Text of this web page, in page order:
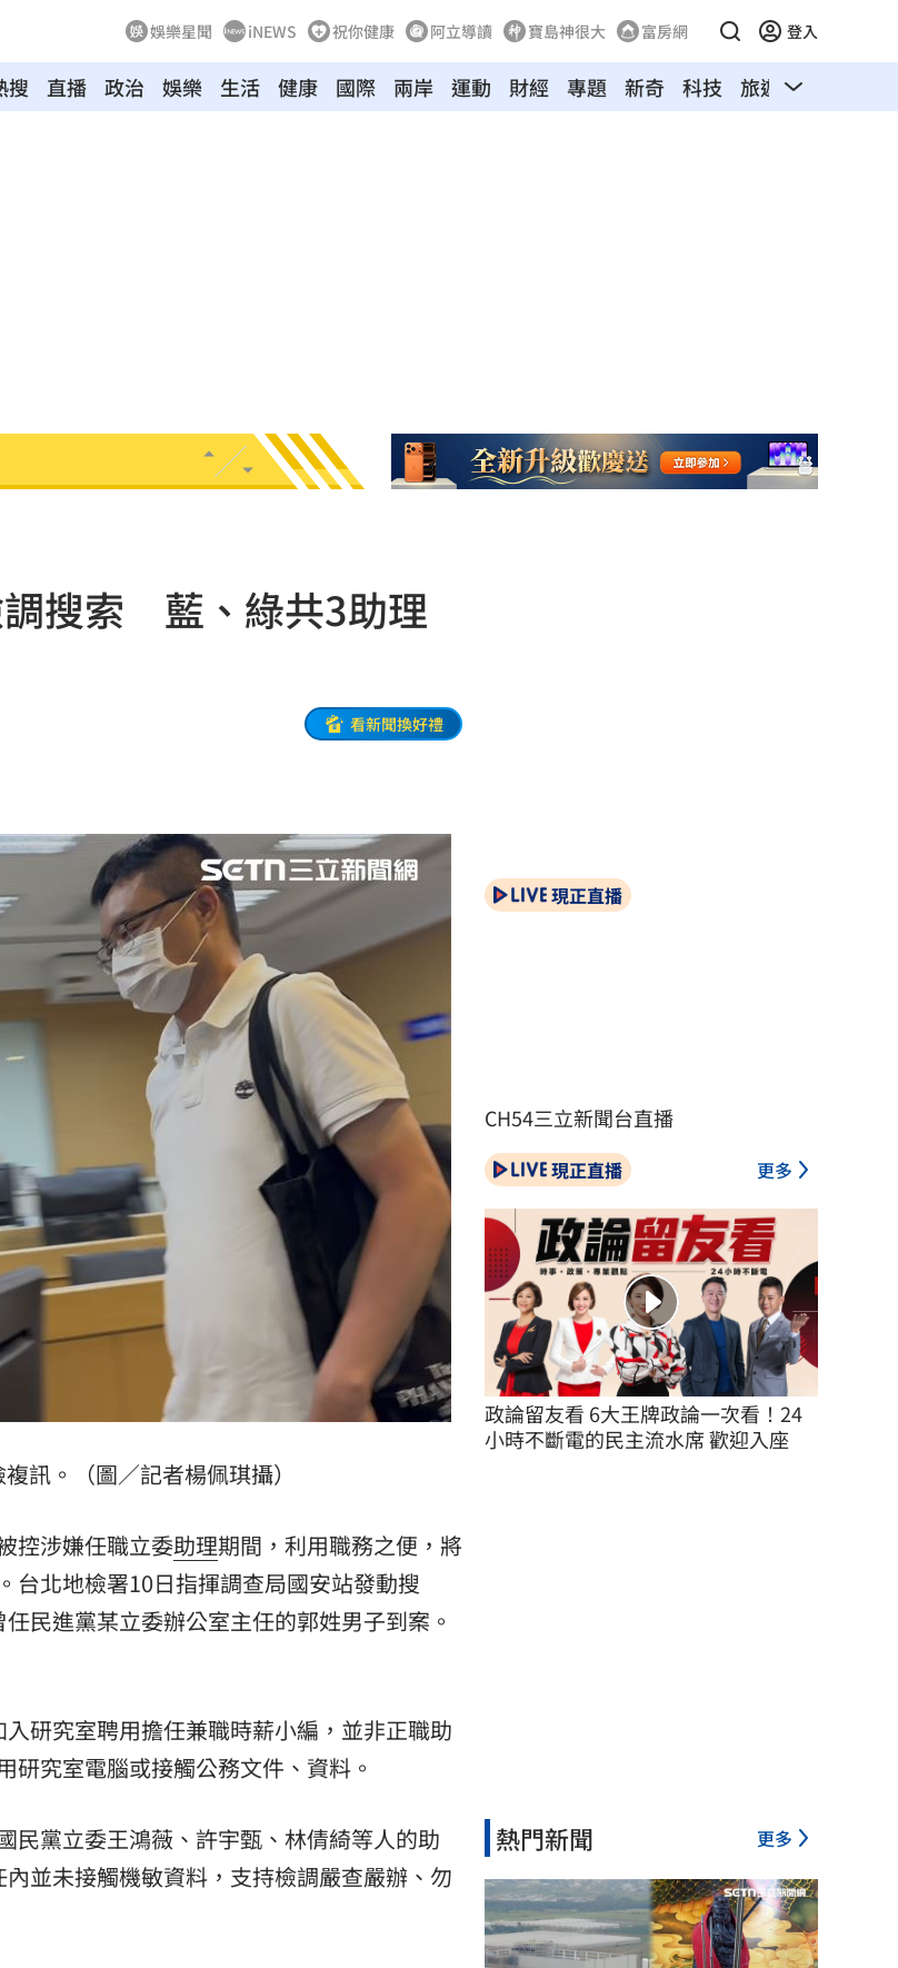
娛樂星聞 iNEWS 祝你健康 阿立導讀 寶島神很大 富房網 登入
搜 直播 政治 娛樂 生活 健康 國際 兩岸 運動 財經 專題 新奇 科技 旅遊 汽車
調搜索 藍、綠共3助理
看新聞換好禮
訊。（圖／記者楊佩琪攝）
控涉嫌任職立委助理期間，利用職務之便，將
台北地檢署10日指揮調查局國安站發動搜
民進黨某立委辦公室主任的郭姓男子到案。
研究室聘用擔任兼職時薪小編，並非正職助
究室電腦或接觸公務文件、資料。
民黨立委王鴻薇、許宇甄、林倩綺等人的助
並未接觸機敏資料，支持檢調嚴查嚴辦、勿
現正直播
CH54三立新聞台直播
現正直播 更多
政論留友看 6大王牌政論一次看！24
小時不斷電的民主流水席 歡迎入座
熱門新聞 更多